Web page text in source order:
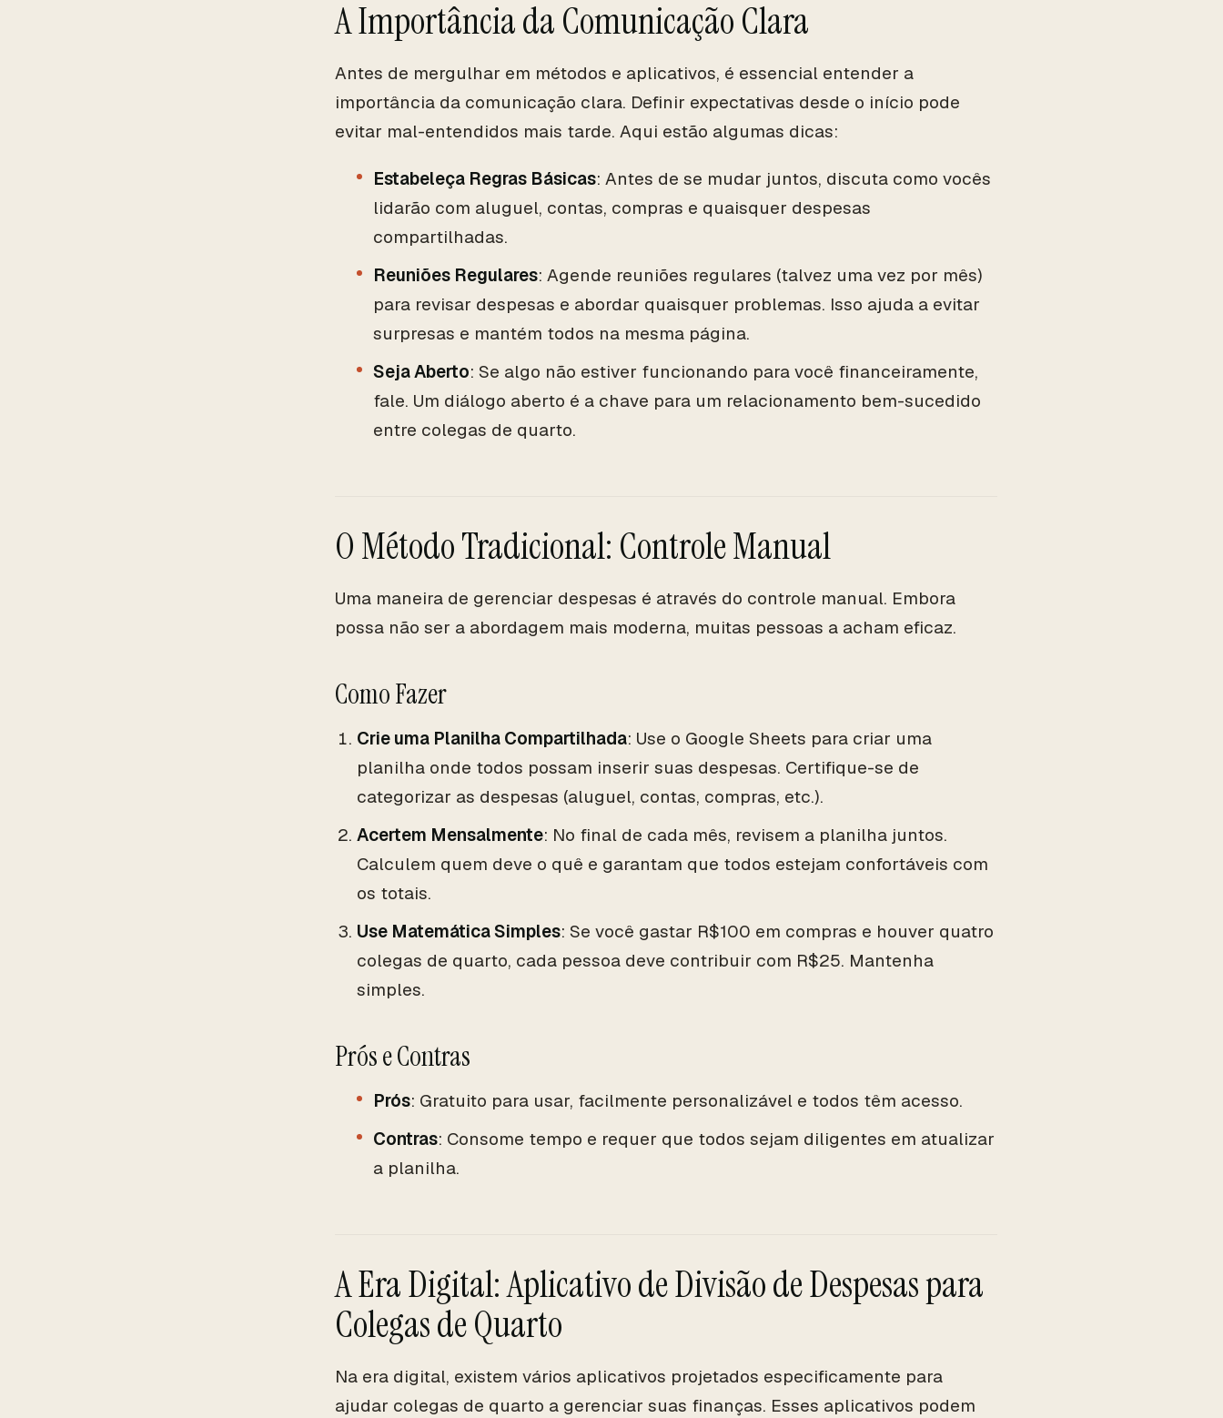
A Importância da Comunicação Clara
Antes de mergulhar em métodos e aplicativos, é essencial entender a
importância da comunicação clara. Definir expectativas desde o início pode
evitar mal-entendidos mais tarde. Aqui estão algumas dicas:
Estabeleça Regras Básicas: Antes de se mudar juntos, discuta como vocês
lidarão com aluguel, contas, compras e quaisquer despesas
compartilhadas.
Reuniões Regulares: Agende reuniões regulares (talvez uma vez por mês)
para revisar despesas e abordar quaisquer problemas. Isso ajuda a evitar
surpresas e mantém todos na mesma página.
Seja Aberto: Se algo não estiver funcionando para você financeiramente,
fale. Um diálogo aberto é a chave para um relacionamento bem-sucedido
entre colegas de quarto.
O Método Tradicional: Controle Manual
Uma maneira de gerenciar despesas é através do controle manual. Embora
possa não ser a abordagem mais moderna, muitas pessoas a acham eficaz.
Como Fazer
Crie uma Planilha Compartilhada: Use o Google Sheets para criar uma
planilha onde todos possam inserir suas despesas. Certifique-se de
categorizar as despesas (aluguel, contas, compras, etc.).
Acertem Mensalmente: No final de cada mês, revisem a planilha juntos.
Calculem quem deve o quê e garantam que todos estejam confortáveis com
os totais.
Use Matemática Simples: Se você gastar R$100 em compras e houver quatro
colegas de quarto, cada pessoa deve contribuir com R$25. Mantenha
simples.
Prós e Contras
Prós: Gratuito para usar, facilmente personalizável e todos têm acesso.
Contras: Consome tempo e requer que todos sejam diligentes em atualizar
a planilha.
A Era Digital: Aplicativo de Divisão de Despesas para
Colegas de Quarto
Na era digital, existem vários aplicativos projetados especificamente para
ajudar colegas de quarto a gerenciar suas finanças. Esses aplicativos podem